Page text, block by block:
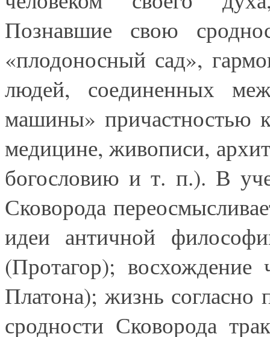
Познавшие свою
«плодоносный сад»,
людей, соединенных
машины» причастностью
медицине, живописи,
богословию и т. п.). В
Сковорода
идеи античной
(Протагор); восхождение
Платона); жизнь
сродности Сковорода